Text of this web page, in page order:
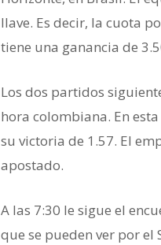
llave. Es decir, la cuota
tiene una ganancia de
Los dos partidos
hora colombiana. En
su victoria de 1.57. El
apostado.
A las 7:30 le sigue el
que se pueden ver por el